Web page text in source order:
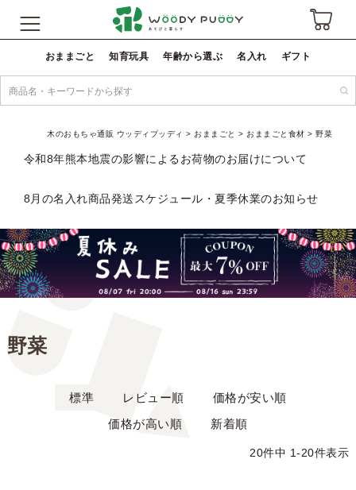
おままごと 知育玩具 年齢から選ぶ 名入れ ギフト
木のおもちゃ通販 ウッディプッディ おままごと おままごと食材 野菜
令和8年熊本地震の影響によるお荷物のお届けについて
8月の名入れ商品発送スケジュール・夏季休業のお知らせ
野菜
標準 レビュー順
価格が安い順
価格が高い順
新着順
20件中 1-20件表示